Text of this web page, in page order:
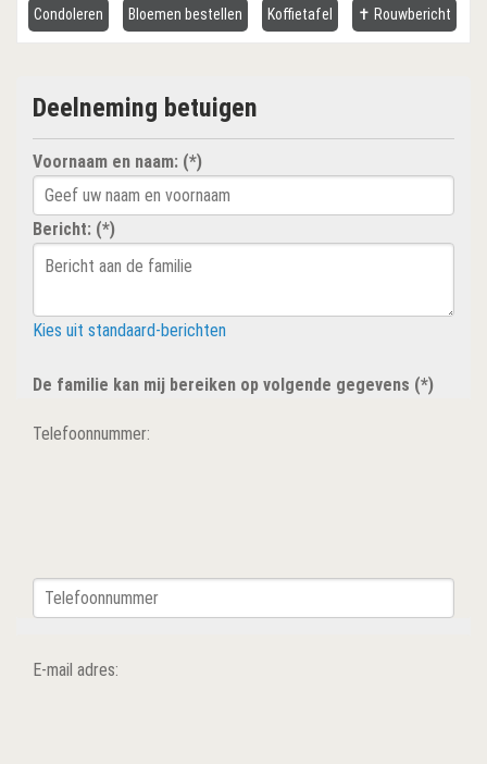
Condoleren Bloemen bestellen Koffietafel ✝ Rouwbericht
Deelneming betuigen
Voornaam en naam: (*)
Bericht: (*)
Kies uit standaard-berichten
De familie kan mij bereiken op volgende gegevens (*)
Telefoonnummer:
E-mail adres: